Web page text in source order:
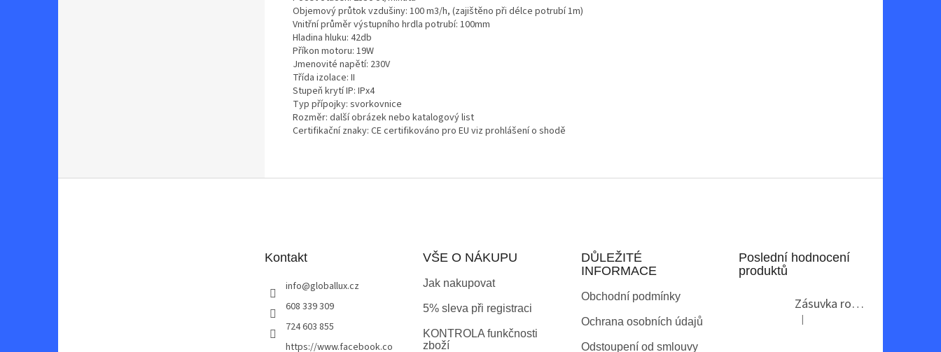
Objemový průtok vzdušiny: 100 m3/h, (zajištěno při délce potrubí 1m)
Vnitřní průměr výstupního hrdla potrubí: 100mm
Hladina hluku: 42db
Příkon motoru: 19W
Jmenovité napětí: 230V
Třída izolace: II
Stupeň krytí IP: IPx4
Typ přípojky: svorkovnice
Rozměr: další obrázek nebo katalogový list
Certifikační znaky: CE certifikováno pro EU viz prohlášení o shodě
Kontakt
info@globallux.cz
608 339 309
724 603 855
https://www.facebook.co
VŠE O NÁKUPU
Jak nakupovat
5% sleva při registraci
KONTROLA funkčnosti
zboží
DŮLEŽITÉ
INFORMACE
Obchodní podmínky
Ochrana osobních údajů
Odstoupení od smlouvy
Poslední hodnocení
produktů
Zásuvka rohová GTV AE-PBKT3U2U-80
Hodnocení produktu je 2 z 5
|